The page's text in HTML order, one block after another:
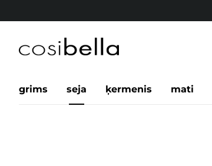
grims seja ķermenis mati